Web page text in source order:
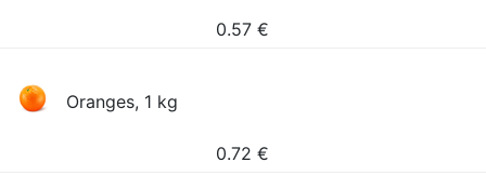
0.57 €
Oranges, 1 kg
0.72 €